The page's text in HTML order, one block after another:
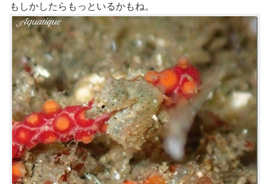
もしかしたらもっといるかもね。